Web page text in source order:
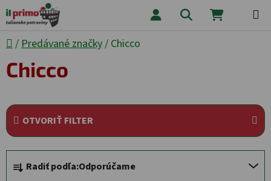
Prejsť na obsah Hľadať
Domov
/ Predávané značky/ Chicco
Chicco
OTVORIŤ FILTER
Radenie produktov
Radiť podľa:Odporúčame